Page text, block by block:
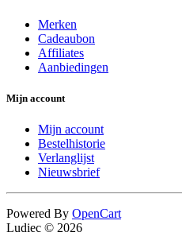
Merken
Cadeaubon
Affiliates
Aanbiedingen
Mijn account
Mijn account
Bestelhistorie
Verlanglijst
Nieuwsbrief
Powered By OpenCart
Ludiec © 2026